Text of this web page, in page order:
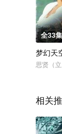
全33集
梦幻天
思贤（
相关